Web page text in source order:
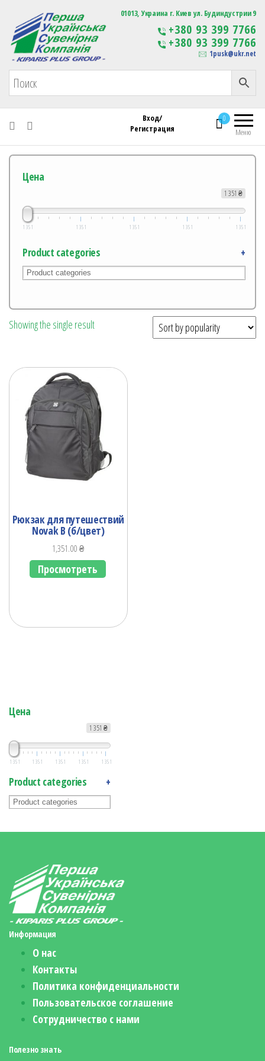
Первая Украинская Сувенирная Компания Изготовление
сувенирной продукции
с логотипом
01013, Украина г. Киев ул. Будиндустрии 9
+380 93 399 7766
+380 93 399 7766
1pusk@ukr.net
Меню
0
Вход/
Регистрация
Цена
1 351 ₴
1 351 1 351 1 351 1 351 1 351
Product categories +
Showing the single result
Рюкзак для путешествий
Novak B (б/цвет)
1,351.00₴
Просмотреть
Цена
1 351 ₴
1 351 1 351 1 351 1 351 1 351
Product categories +
Информация
О нас
Контакты
Политика конфиденциальности
Пользовательское соглашение
Сотрудничество с нами
Полезно знать